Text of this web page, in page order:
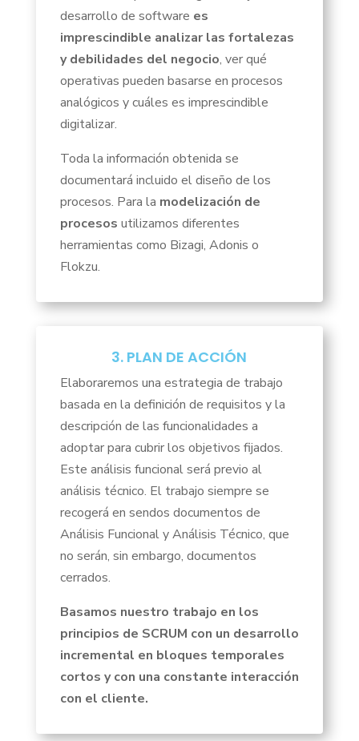
desarrollo de software es
imprescindible analizar las fortalezas
y debilidades del negocio, ver qué
operativas pueden basarse en procesos
analógicos y cuáles es imprescindible
digitalizar.
Toda la información obtenida se
documentará incluido el diseño de los
procesos. Para la modelización de
procesos utilizamos diferentes
herramientas como Bizagi, Adonis o
Flokzu.
3. PLAN DE ACCIÓN
Elaboraremos una estrategia de trabajo
basada en la definición de requisitos y la
descripción de las funcionalidades a
adoptar para cubrir los objetivos fijados.
Este análisis funcional será previo al
análisis técnico. El trabajo siempre se
recogerá en sendos documentos de
Análisis Funcional y Análisis Técnico, que
no serán, sin embargo, documentos
cerrados.
Basamos nuestro trabajo en los
principios de SCRUM con un desarrollo
incremental en bloques temporales
cortos y con una constante interacción
con el cliente.